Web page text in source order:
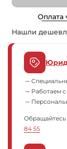
Оплата
Нашли
Работаем
Обращайтесь
84 55